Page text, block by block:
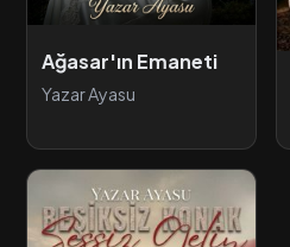
Ağasar'ın Emaneti
Yazar Ayasu